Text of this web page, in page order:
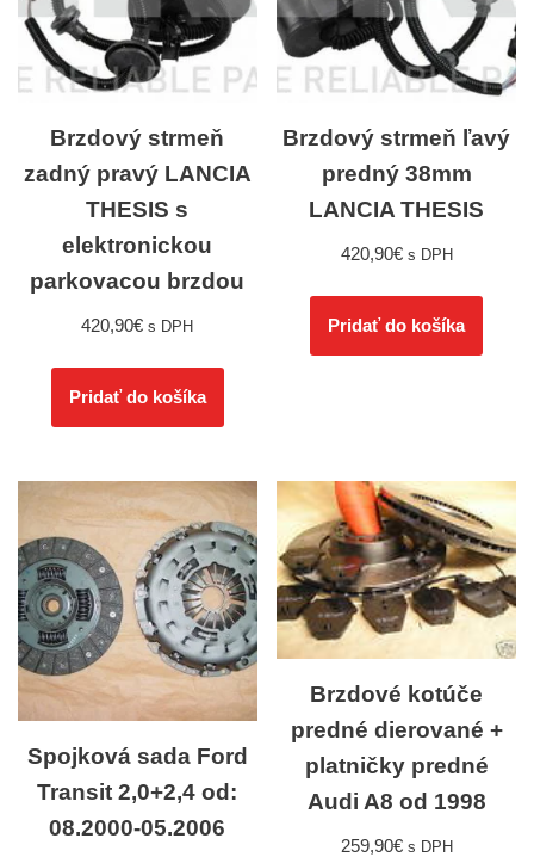
Brzdový strmeň
zadný pravý LANCIA
THESIS s
elektronickou
parkovacou brzdou
420,90€ s DPH
Pridať do košíka
Brzdový strmeň ľavý
predný 38mm
LANCIA THESIS
420,90€ s DPH
Pridať do košíka
Spojková sada Ford
Transit 2,0+2,4 od:
08.2000-05.2006
Brzdové kotúče
predné dierované +
platničky predné
Audi A8 od 1998
259,90€ s DPH